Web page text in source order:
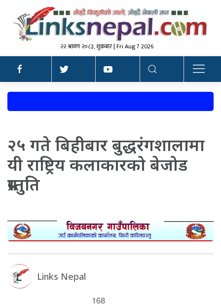
२२ श्रावण २०८३, शुक्रबार | Fri Aug 7 2026
२५ गते बिहीबार बुद्धरंगशालामा
यी राष्ट्रिय कलाकारको बेजोड
प्रस्तुति
Links Nepal
168